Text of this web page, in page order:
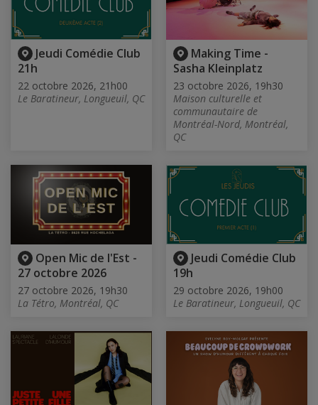
Jeudi Comédie Club
21h
22 octobre 2026, 21h00
Le Baratineur, Longueuil, QC
Making Time -
Sasha Kleinplatz
23 octobre 2026, 19h30
Maison culturelle et
communautaire de
Montréal-Nord, Montréal,
QC
Open Mic de l'Est -
27 octobre 2026
27 octobre 2026, 19h30
La Tétro, Montréal, QC
Jeudi Comédie Club
19h
29 octobre 2026, 19h00
Le Baratineur, Longueuil, QC